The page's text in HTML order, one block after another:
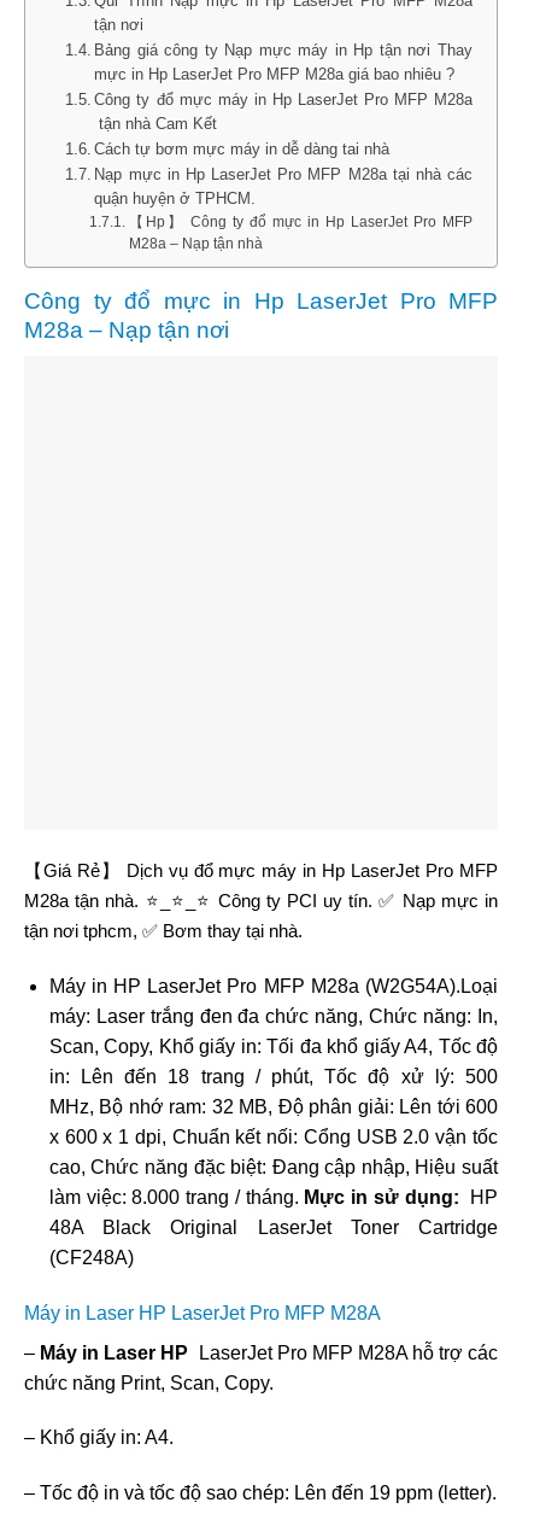
tận nơi
Bảng giá công ty Nạp mực máy in Hp tận nơi Thay
mực in Hp LaserJet Pro MFP M28a giá bao nhiêu ?
Công ty đổ mực máy in Hp LaserJet Pro MFP M28a
tận nhà Cam Kết
Cách tự bơm mực máy in dễ dàng tai nhà
Nạp mực in Hp LaserJet Pro MFP M28a tại nhà các
quận huyện ở TPHCM.
【Hp】 Công ty đổ mực in Hp LaserJet Pro MFP
M28a – Nạp tận nhà
Công ty đổ mực in Hp LaserJet Pro MFP
M28a – Nạp tận nơi
【Giá Rẻ】 Dịch vụ đổ mực máy in Hp LaserJet Pro MFP
M28a tận nhà. ⭐_⭐_⭐ Công ty PCI uy tín. ✅ Nạp mực in
tận nơi tphcm, ✅ Bơm thay tại nhà.
Máy in HP LaserJet Pro MFP M28a (W2G54A).Loại
máy: Laser trắng đen đa chức năng, Chức năng: In,
Scan, Copy, Khổ giấy in: Tối đa khổ giấy A4, Tốc độ
in: Lên đến 18 trang / phút, Tốc độ xử lý: 500
MHz, Bộ nhớ ram: 32 MB, Độ phân giải: Lên tới 600
x 600 x 1 dpi, Chuẩn kết nối: Cổng USB 2.0 vận tốc
cao, Chức năng đặc biệt: Đang cập nhập, Hiệu suất
làm việc: 8.000 trang / tháng. Mực in sử dụng:
HP
48A Black Original LaserJet Toner Cartridge
(CF248A)
Máy in Laser HP LaserJet Pro MFP M28A
– Máy in Laser HP
LaserJet Pro MFP M28A hỗ trợ các
chức năng Print, Scan, Copy.
– Khổ giấy in: A4.
– Tốc độ in và tốc độ sao chép: Lên đến 19 ppm (letter).